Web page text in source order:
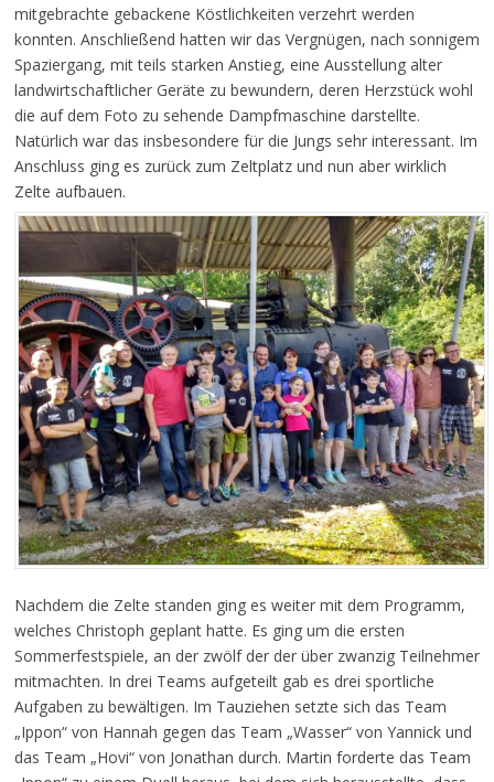
mitgebrachte gebackene Köstlichkeiten verzehrt werden
konnten. Anschließend hatten wir das Vergnügen, nach sonnigem
Spaziergang, mit teils starken Anstieg, eine Ausstellung alter
landwirtschaftlicher Geräte zu bewundern, deren Herzstück wohl
die auf dem Foto zu sehende Dampfmaschine darstellte.
Natürlich war das insbesondere für die Jungs sehr interessant. Im
Anschluss ging es zurück zum Zeltplatz und nun aber wirklich
Zelte aufbauen.
Nachdem die Zelte standen ging es weiter mit dem Programm,
welches Christoph geplant hatte. Es ging um die ersten
Sommerfestspiele, an der zwölf der der über zwanzig Teilnehmer
mitmachten. In drei Teams aufgeteilt gab es drei sportliche
Aufgaben zu bewältigen. Im Tauziehen setzte sich das Team
„Ippon“ von Hannah gegen das Team „Wasser“ von Yannick und
das Team „Hovi“ von Jonathan durch. Martin forderte das Team